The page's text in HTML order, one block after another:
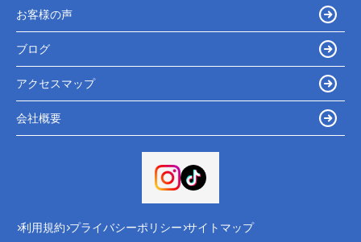
お客様の声
ブログ
アクセスマップ
会社概要
利用規約 プライバシーポリシー サイトマップ